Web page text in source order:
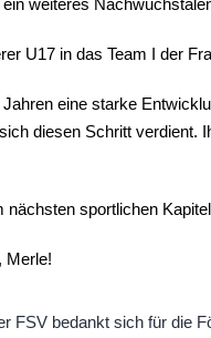
weiteres
U17 in das Team I der
eine starke
diesen Schritt verdient.
sportlichen
Merle!